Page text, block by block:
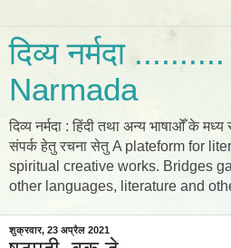
दिव्य नर्मदा
Narmada
दिव्य नर्मदा : हिंदी तथा अन्य भाषाओँ के
संपर्क हेतु रचना सेतु A plateform for
spiritual creative works. Bridges
other languages, literature and
शुक्रवार, 23 अप्रैल 2021